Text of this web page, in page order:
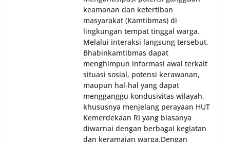
keamanan dan ketertiban
masyarakat (Kamtibmas) di
lingkungan tempat tinggal warga.
Melalui interaksi langsung tersebut,
Bhabinkamtibmas dapat
menghimpun informasi awal terkait
situasi sosial, potensi kerawanan,
maupun hal-hal yang dapat
mengganggu kondusivitas wilayah,
khususnya menjelang perayaan HUT
Kemerdekaan RI yang biasanya
diwarnai dengan berbagai kegiatan
dan keramaian warga.‎‎Dengan